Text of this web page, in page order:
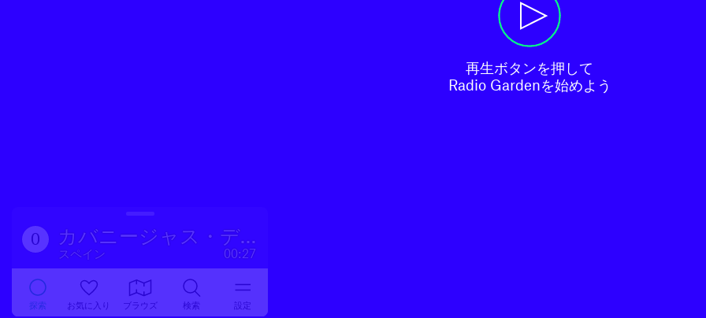
再生ボタンを押して
Radio Gardenを始めよう
0 カバニージャス・デル・カンポ
スペイン 00:27
探索 お気に入り ブラウズ 検索 設定